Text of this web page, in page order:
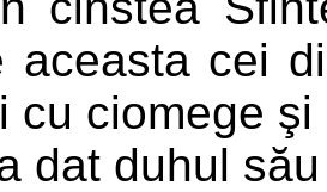
aceasta cei
cu ciomege
dat duhul